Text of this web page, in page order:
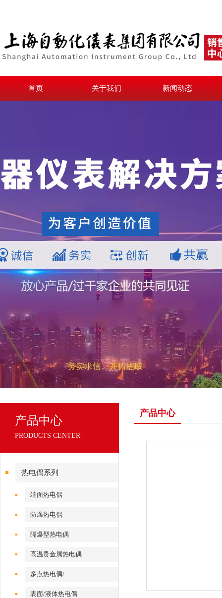
首页 关于我们 新闻动态
产品中心
PRODUCTS CENTER
热电偶系列
端面热电偶
防腐热电偶
隔爆型热电偶
高温贵金属热电偶
多点热电偶/
表面/液体热电偶
产品中心